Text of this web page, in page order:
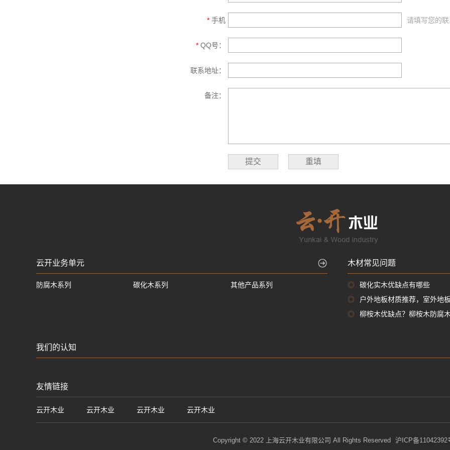
* 手机 请填写您的
* QQ号：
联系地址：
备注：
提交 重填
云开业务单元
防腐木系列 碳化木系列 其他产品系列
木材常见问题
◎
碳化实木优缺点有哪些
◎
户外地板材质推荐，室外地
◎
柳桉木优缺点？柳桉木防腐
我们的认知
友情链接
云开木业 云开木业 云开木业 云开木业
Copyright © 2022 上海云开木业有限公司 All Rights Reserved 沪ICP备11042392